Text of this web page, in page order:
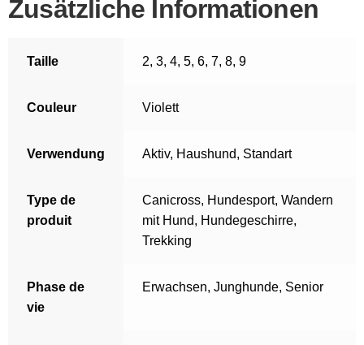
Zusätzliche Informationen
Taille 2, 3, 4, 5, 6, 7, 8, 9
Couleur Violett
Verwendung Aktiv, Haushund, Standart
Type de
produit
Canicross, Hundesport, Wandern
mit Hund, Hundegeschirre,
Trekking
Phase de
vie
Erwachsen, Junghunde, Senior